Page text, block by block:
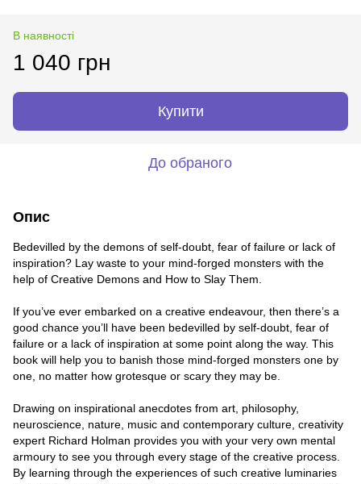
В наявності
1 040 грн
Купити
До обраного
Опис
Bedevilled by the demons of self-doubt, fear of failure or lack of
inspiration? Lay waste to your mind-forged monsters with the
help of Creative Demons and How to Slay Them.
If you’ve ever embarked on a creative endeavour, then there’s a
good chance you’ll have been bedevilled by self-doubt, fear of
failure or a lack of inspiration at some point along the way. This
book will help you to banish those mind-forged monsters one by
one, no matter how grotesque or scary they may be.
Drawing on inspirational anecdotes from art, philosophy,
neuroscience, nature, music and contemporary culture, creativity
expert Richard Holman provides you with your very own mental
armoury to see you through every stage of the creative process.
By learning through the experiences of such creative luminaries